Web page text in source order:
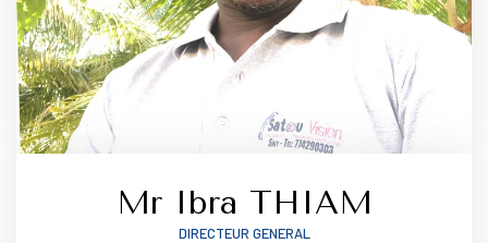
Mr Ibra THIAM
DIRECTEUR GENERAL